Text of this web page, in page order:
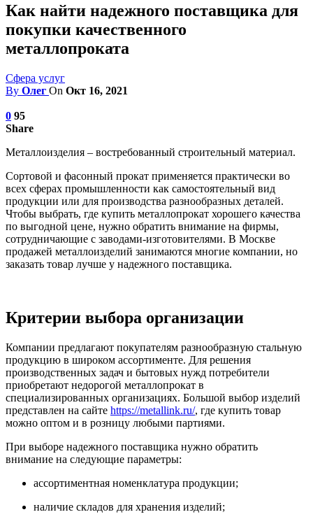
Как найти надежного поставщика для
покупки качественного
металлопроката
Сфера услуг
By Олег On Окт 16, 2021
0 95
Share
Металлоизделия – востребованный строительный материал.
Сортовой и фасонный прокат применяется практически во
всех сферах промышленности как самостоятельный вид
продукции или для производства разнообразных деталей.
Чтобы выбрать, где купить металлопрокат хорошего качества
по выгодной цене, нужно обратить внимание на фирмы,
сотрудничающие с заводами-изготовителями. В Москве
продажей металлоизделий занимаются многие компании, но
заказать товар лучше у надежного поставщика.
Критерии выбора организации
Компании предлагают покупателям разнообразную стальную
продукцию в широком ассортименте. Для решения
производственных задач и бытовых нужд потребители
приобретают недорогой металлопрокат в
специализированных организациях. Большой выбор изделий
представлен на сайте https://metallink.ru/, где купить товар
можно оптом и в розницу любыми партиями.
При выборе надежного поставщика нужно обратить
внимание на следующие параметры:
ассортиментная номенклатура продукции;
наличие складов для хранения изделий;